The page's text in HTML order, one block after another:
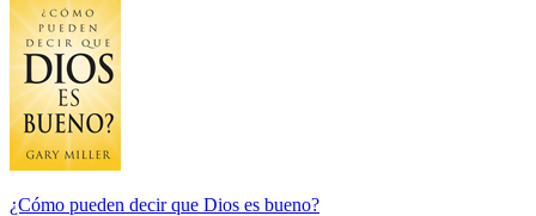
¿Cómo pueden decir que Dios es bueno?